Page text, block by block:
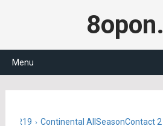
Menu
55 R19 Continental AllSeasonContact 2